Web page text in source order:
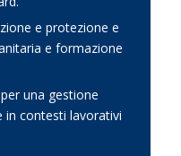
e protezione e
e formazione
una gestione
in contesti lavorativi